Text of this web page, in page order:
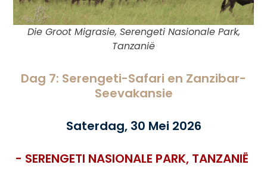
Die Groot Migrasie, Serengeti Nasionale Park,
Tanzanië
Dag 7: Serengeti-Safari en Zanzibar-
Seevakansie
Saterdag, 30 Mei 2026
- SERENGETI NASIONALE PARK, TANZANIË